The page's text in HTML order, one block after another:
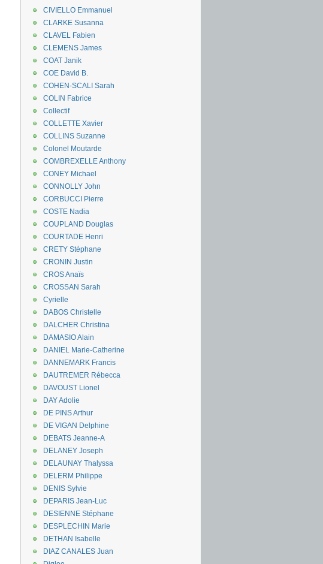
CIVIELLO Emmanuel
CLARKE Susanna
CLAVEL Fabien
CLEMENS James
COAT Janik
COE David B.
COHEN-SCALI Sarah
COLIN Fabrice
Collectif
COLLETTE Xavier
COLLINS Suzanne
Colonel Moutarde
COMBREXELLE Anthony
CONEY Michael
CONNOLLY John
CORBUCCI Pierre
COSTE Nadia
COUPLAND Douglas
COURTADE Henri
CRETY Stéphane
CRONIN Justin
CROS Anaïs
CROSSAN Sarah
Cyrielle
DABOS Christelle
DALCHER Christina
DAMASIO Alain
DANIEL Marie-Catherine
DANNEMARK Francis
DAUTREMER Rébecca
DAVOUST Lionel
DAY Adolie
DE PINS Arthur
DE VIGAN Delphine
DEBATS Jeanne-A
DELANEY Joseph
DELAUNAY Thalyssa
DELERM Philippe
DENIS Sylvie
DEPARIS Jean-Luc
DESIENNE Stéphane
DESPLECHIN Marie
DETHAN Isabelle
DIAZ CANALES Juan